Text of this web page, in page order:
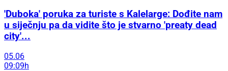
'Duboka' poruka za turiste s Kalelarge: Dođite nam
u siječnju pa da vidite što je stvarno 'preaty dead
city'...
05.06
09:09h